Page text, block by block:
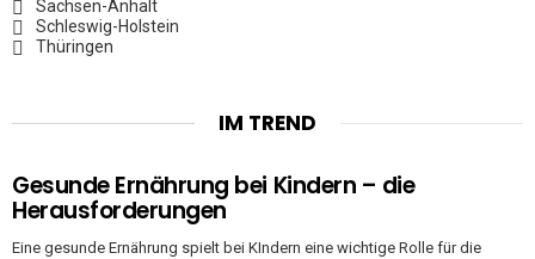
Sachsen-Anhalt
Schleswig-Holstein
Thüringen
IM TREND
Gesunde Ernährung bei Kindern – die
Herausforderungen
Eine gesunde Ernährung spielt bei KIndern eine wichtige Rolle für die